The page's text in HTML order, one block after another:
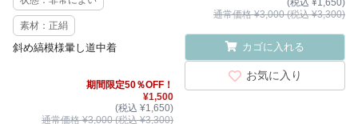
素材：正絹
斜め縞模様暈し道中着
期間限定50％OFF！
¥1,500
(税込 ¥1,650)
通常価格 ¥3,000 (税込 ¥3,300)
(税込 ¥1,650)
通常価格 ¥3,000 (税込 ¥3,300)
カゴに入れる
お気に入り